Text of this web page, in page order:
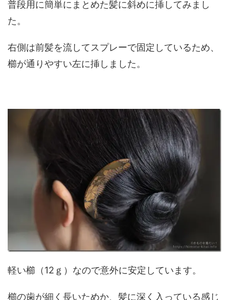
普段用に簡単にまとめた髪に斜めに挿してみまし
た。
右側は前髪を流してスプレーで固定しているため、
櫛が通りやすい左に挿しました。
軽い櫛（12ｇ）なので意外に安定しています。
櫛の歯が細く長いためか、髪に深く入っている感じ